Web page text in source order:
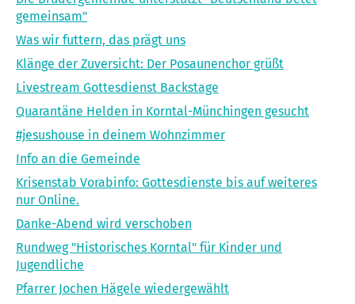
gemeinsam"
Was wir futtern, das prägt uns
Klänge der Zuversicht: Der Posaunenchor grüßt
Livestream Gottesdienst Backstage
Quarantäne Helden in Korntal-Münchingen gesucht
#jesushouse in deinem Wohnzimmer
Info an die Gemeinde
Krisenstab Vorabinfo: Gottesdienste bis auf weiteres
nur Online.
Danke-Abend wird verschoben
Rundweg "Historisches Korntal" für Kinder und
Jugendliche
Pfarrer Jochen Hägele wiedergewählt